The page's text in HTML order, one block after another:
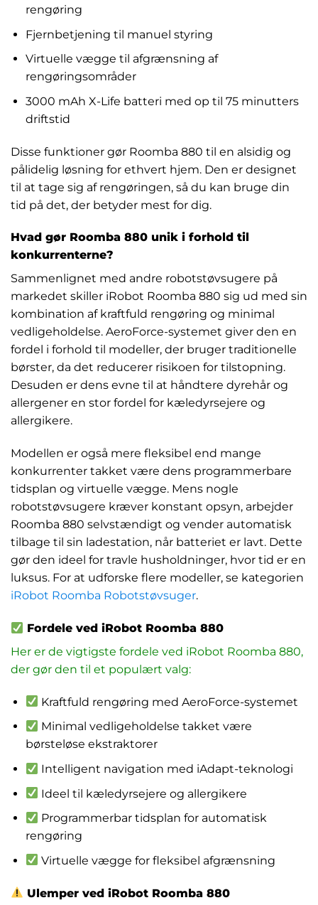
rengøring
Fjernbetjening til manuel styring
Virtuelle vægge til afgrænsning af
rengøringsområder
3000 mAh X-Life batteri med op til 75 minutters
driftstid
Disse funktioner gør Roomba 880 til en alsidig og
pålidelig løsning for ethvert hjem. Den er designet
til at tage sig af rengøringen, så du kan bruge din
tid på det, der betyder mest for dig.
Hvad gør Roomba 880 unik i forhold til
konkurrenterne?
Sammenlignet med andre robotstøvsugere på
markedet skiller iRobot Roomba 880 sig ud med sin
kombination af kraftfuld rengøring og minimal
vedligeholdelse. AeroForce-systemet giver den en
fordel i forhold til modeller, der bruger traditionelle
børster, da det reducerer risikoen for tilstopning.
Desuden er dens evne til at håndtere dyrehår og
allergener en stor fordel for kæledyrsejere og
allergikere.
Modellen er også mere fleksibel end mange
konkurrenter takket være dens programmerbare
tidsplan og virtuelle vægge. Mens nogle
robotstøvsugere kræver konstant opsyn, arbejder
Roomba 880 selvstændigt og vender automatisk
tilbage til sin ladestation, når batteriet er lavt. Dette
gør den ideel for travle husholdninger, hvor tid er en
luksus. For at udforske flere modeller, se kategorien
iRobot Roomba Robotstøvsuger.
Fordele ved iRobot Roomba 880
Her er de vigtigste fordele ved iRobot Roomba 880,
der gør den til et populært valg:
Kraftfuld rengøring med AeroForce-systemet
Minimal vedligeholdelse takket være
børsteløse ekstraktorer
Intelligent navigation med iAdapt-teknologi
Ideel til kæledyrsejere og allergikere
Programmerbar tidsplan for automatisk
rengøring
Virtuelle vægge for fleksibel afgrænsning
Ulemper ved iRobot Roomba 880